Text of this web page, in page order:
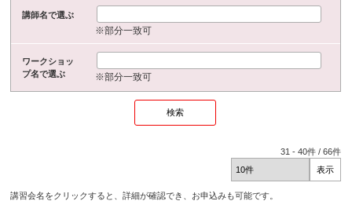
講師名で選ぶ
※部分一致可
ワークショッ
プ名で選ぶ
※部分一致可
31 -40件 /66件
講習会名をクリックすると、詳細が確認でき、お申込みも可能です。